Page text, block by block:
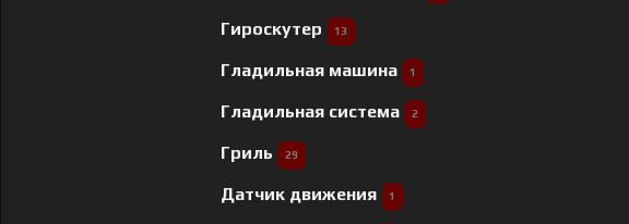
Гироскутер 13
Гладильная машина 1
Гладильная система 2
Гриль 29
Датчик движения 1